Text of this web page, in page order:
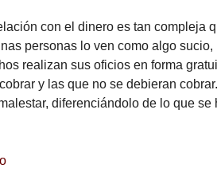
con el dinero es tan compleja
personas lo ven como algo
realizan sus oficios en forma
y las que no se debieran
diferenciándolo de lo que se
de donde proviene el dinero.